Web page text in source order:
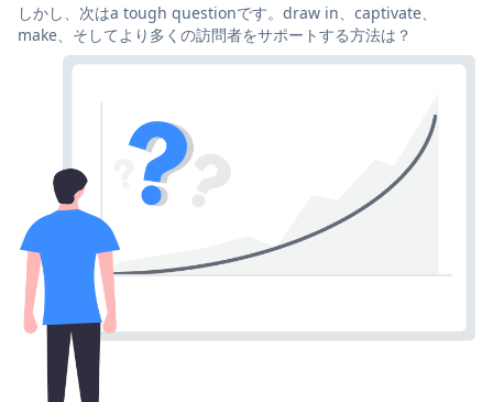
しかし、次はa tough questionです。draw in、captivate、
make、そしてより多くの訪問者をサポートする方法は？